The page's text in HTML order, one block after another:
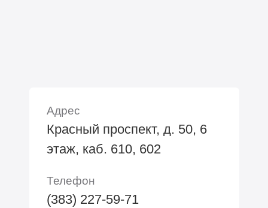
Адрес
Красный проспект, д. 50, 6
этаж, каб. 610, 602
Телефон
(383) 227-59-71